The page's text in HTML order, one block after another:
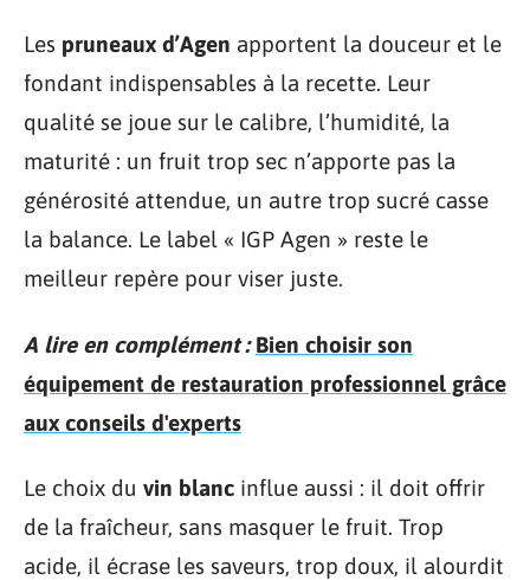
Les pruneaux d’Agen apportent la douceur et le
fondant indispensables à la recette. Leur
qualité se joue sur le calibre, l’humidité, la
maturité : un fruit trop sec n’apporte pas la
générosité attendue, un autre trop sucré casse
la balance. Le label « IGP Agen » reste le
meilleur repère pour viser juste.
A lire en complément : Bien choisir son
équipement de restauration professionnel grâce
aux conseils d'experts
Le choix du vin blanc influe aussi : il doit offrir
de la fraîcheur, sans masquer le fruit. Trop
acide, il écrase les saveurs, trop doux, il alourdit